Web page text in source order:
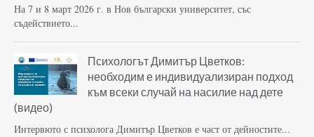
На 7 и 8 март 2026 г. в Нов български университет, със
съдействието...
Психологът Димитър Цветков:
необходим е индивидуализиран подход
към всеки случай на насилие над дете
(видео)
Интервюто с психолога Димитър Цветков е част от дейностите...